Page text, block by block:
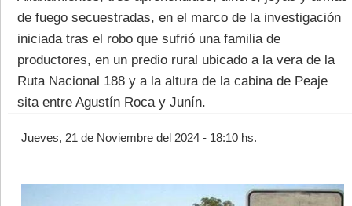
©2007/2026
de fuego secuestradas, en el marco de la investigación
iniciada tras el robo que sufrió una familia de
productores, en un predio rural ubicado a la vera de la
Ruta Nacional 188 y a la altura de la cabina de Peaje
sita entre Agustín Roca y Junín.
Jueves, 21 de Noviembre del 2024 - 18:10 hs.